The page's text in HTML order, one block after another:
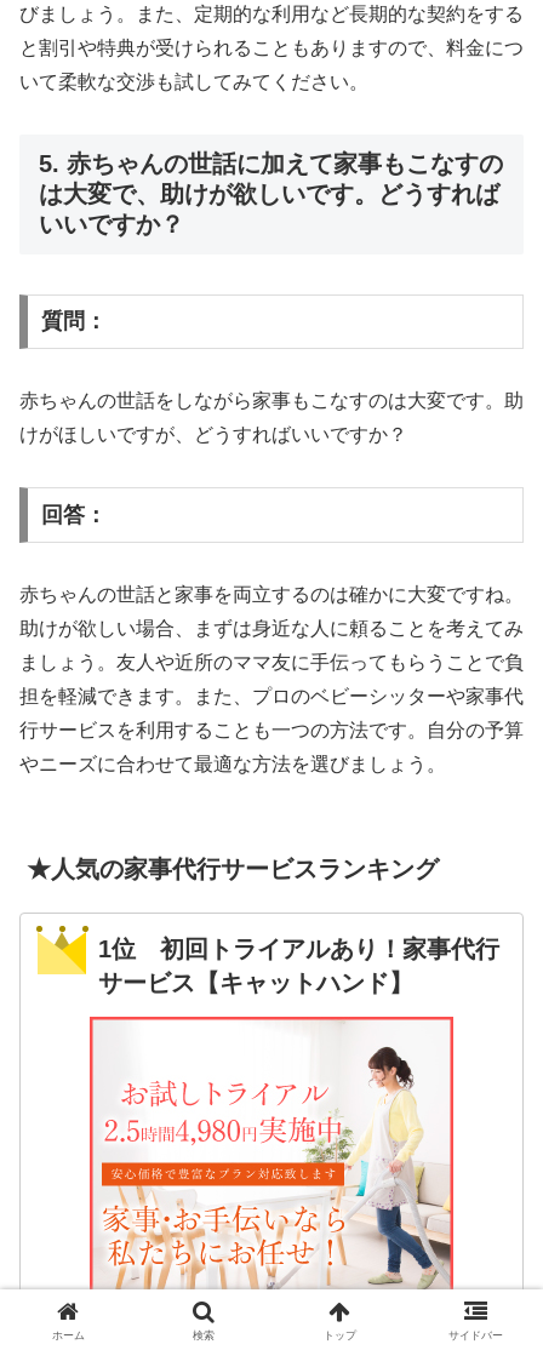
びましょう。また、定期的な利用など長期的な契約をする
と割引や特典が受けられることもありますので、料金につ
いて柔軟な交渉も試してみてください。
5. 赤ちゃんの世話に加えて家事もこなすの
は大変で、助けが欲しいです。どうすれば
いいですか？
質問：
赤ちゃんの世話をしながら家事もこなすのは大変です。助
けがほしいですが、どうすればいいですか？
回答：
赤ちゃんの世話と家事を両立するのは確かに大変ですね。
助けが欲しい場合、まずは身近な人に頼ることを考えてみ
ましょう。友人や近所のママ友に手伝ってもらうことで負
担を軽減できます。また、プロのベビーシッターや家事代
行サービスを利用することも一つの方法です。自分の予算
やニーズに合わせて最適な方法を選びましょう。
★人気の家事代行サービスランキング
1位 初回トライアルあり！家事代行
サービス【キャットハンド】
ホーム 検索 トップ サイドバー